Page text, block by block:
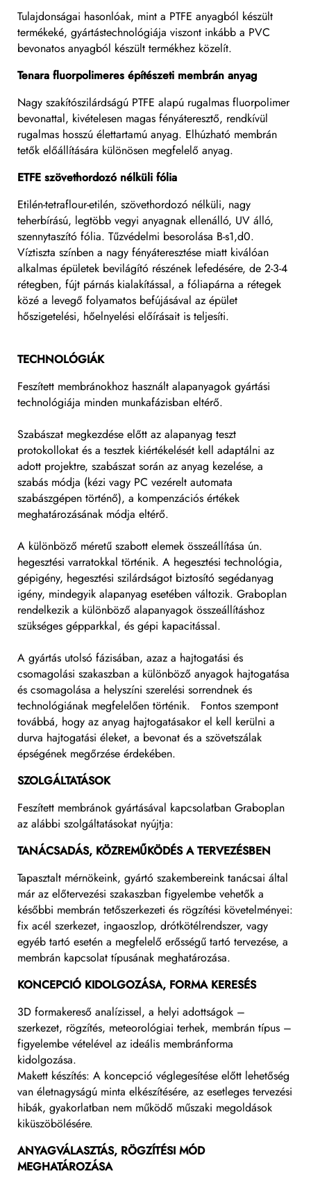
Tulajdonságai hasonlóak, mint a PTFE anyagból készült
termékeké, gyártástechnológiája viszont inkább a PVC
bevonatos anyagból készült termékhez közelít.
Tenara fluorpolimeres építészeti membrán anyag
Nagy szakítószilárdságú PTFE alapú rugalmas fluorpolimer
bevonattal, kivételesen magas fényáteresztő, rendkívül
rugalmas hosszú élettartamú anyag. Elhúzható membrán
tetők előállítására különösen megfelelő anyag.
ETFE szövethordozó nélküli fólia
Etilén-tetraflour-etilén, szövethordozó nélküli, nagy
teherbírású, legtöbb vegyi anyagnak ellenálló, UV álló,
szennytaszító fólia. Tűzvédelmi besorolása B-s1,d0.
Víztiszta színben a nagy fényáteresztése miatt kiválóan
alkalmas épületek bevilágító részének lefedésére, de 2-3-4
rétegben, fújt párnás kialakítással, a fóliapárna a rétegek
közé a levegő folyamatos befújásával az épület
hőszigetelési, hőelnyelési előírásait is teljesíti.
TECHNOLÓGIÁK
Feszített membránokhoz használt alapanyagok gyártási
technológiája minden munkafázisban eltérő.
Szabászat megkezdése előtt az alapanyag teszt
protokollokat és a tesztek kiértékelését kell adaptálni az
adott projektre, szabászat során az anyag kezelése, a
szabás módja (kézi vagy PC vezérelt automata
szabászgépen történő), a kompenzációs értékek
meghatározásának módja eltérő.
A különböző méretű szabott elemek összeállítása ún.
hegesztési varratokkal történik. A hegesztési technológia,
gépigény, hegesztési szilárdságot biztosító segédanyag
igény, mindegyik alapanyag esetében változik. Graboplan
rendelkezik a különböző alapanyagok összeállításhoz
szükséges gépparkkal, és gépi kapacitással.
A gyártás utolsó fázisában, azaz a hajtogatási és
csomagolási szakaszban a különböző anyagok hajtogatása
és csomagolása a helyszíni szerelési sorrendnek és
technológiának megfelelően történik. Fontos szempont
továbbá, hogy az anyag hajtogatásakor el kell kerülni a
durva hajtogatási éleket, a bevonat és a szövetszálak
épségének megőrzése érdekében.
SZOLGÁLTATÁSOK
Feszített membránok gyártásával kapcsolatban Graboplan
az alábbi szolgáltatásokat nyújtja:
TANÁCSADÁS, KÖZREMŰKÖDÉS A TERVEZÉSBEN
Tapasztalt mérnökeink, gyártó szakembereink tanácsai által
már az előtervezési szakaszban figyelembe vehetők a
későbbi membrán tetőszerkezeti és rögzítési követelményei:
fix acél szerkezet, ingaoszlop, drótkötélrendszer, vagy
egyéb tartó esetén a megfelelő erősségű tartó tervezése, a
membrán kapcsolat típusának meghatározása.
KONCEPCIÓ KIDOLGOZÁSA, FORMA KERESÉS
3D formakereső analízissel, a helyi adottságok –
szerkezet, rögzítés, meteorológiai terhek, membrán típus –
figyelembe vételével az ideális membránforma
kidolgozása.
Makett készítés: A koncepció véglegesítése előtt lehetőség
van életnagyságú minta elkészítésére, az esetleges tervezési
hibák, gyakorlatban nem működő műszaki megoldások
kiküszöbölésére.
ANYAGVÁLASZTÁS, RÖGZÍTÉSI MÓD
MEGHATÁROZÁSA